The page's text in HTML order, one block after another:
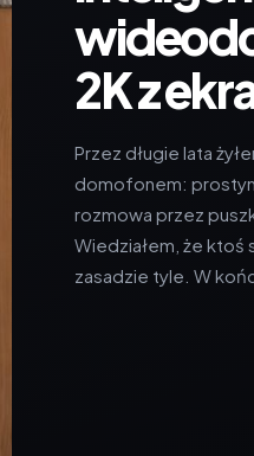
2K z
Przez długie lata
domofonem:
rozmowa przez
Wiedziałem, że
zasadzie tyle. W